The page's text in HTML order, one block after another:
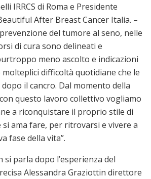
IRRCS di Roma e Presidente
After Breast Cancer Italia. –
del tumore al seno, nelle
di cura sono delineati e
meno ascolto e indicazioni
difficoltà quotidiane che le
il cancro. Dal momento della
questo lavoro collettivo vogliamo
a riconquistare il proprio stile di
ama fare, per ritrovarsi e vivere a
fase della vita”.
si parla dopo l’esperienza del
Alessandra Graziottin direttore